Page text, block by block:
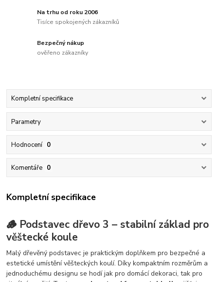
Na trhu od roku 2006
Tisíce spokojených zákazníků
Bezpečný nákup
ověřeno zákazníky
Kompletní specifikace
Parametry
Hodnocení 0
Komentáře 0
Kompletní specifikace
🪵 Podstavec dřevo 3 – stabilní základ pro
věštecké koule
Malý dřevěný podstavec je praktickým doplňkem pro bezpečné a
estetické umístění věšteckých koulí. Díky kompaktním rozměrům a
jednoduchému designu se hodí jak pro domácí dekoraci, tak pro